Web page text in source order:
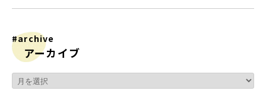
#archive
アーカイブ